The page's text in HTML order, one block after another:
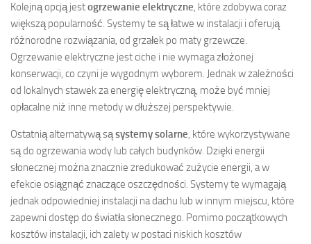
Kolejną opcją jestogrzewanie elektryczne, które zdobywa coraz
większą popularność. Systemy te są łatwe w instalacji i oferują
różnorodne rozwiązania, od grzałek po maty grzewcze.
Ogrzewanie elektryczne jest ciche i nie wymaga złożonej
konserwacji, co czyni je wygodnym wyborem. Jednak w zależności
od lokalnych stawek za energię elektryczną, może być mniej
opłacalne niż inne metody w dłuższej perspektywie.
Ostatnią alternatywą sąsystemy solarne, które wykorzystywane
są do ogrzewania wody lub całych budynków. Dzięki energii
słonecznej można znacznie zredukować zużycie energii, a w
efekcie osiągnąć znaczące oszczędności. Systemy te wymagają
jednak odpowiedniej instalacji na dachu lub w innym miejscu, które
zapewni dostęp do światła słonecznego. Pomimo początkowych
kosztów instalacji, ich zalety w postaci niskich kosztów